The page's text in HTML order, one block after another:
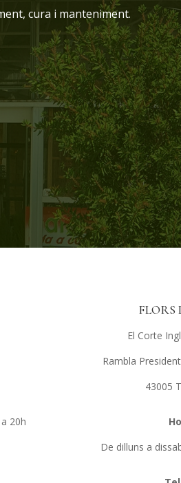
cura i manteniment.
20h
FLORS
El Corte
Rambla
43005
De dilluns a